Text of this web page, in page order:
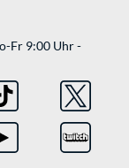
Fr 9:00 Uhr -